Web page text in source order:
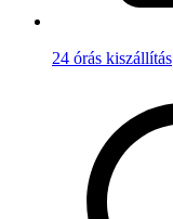
24 órás kiszállítás